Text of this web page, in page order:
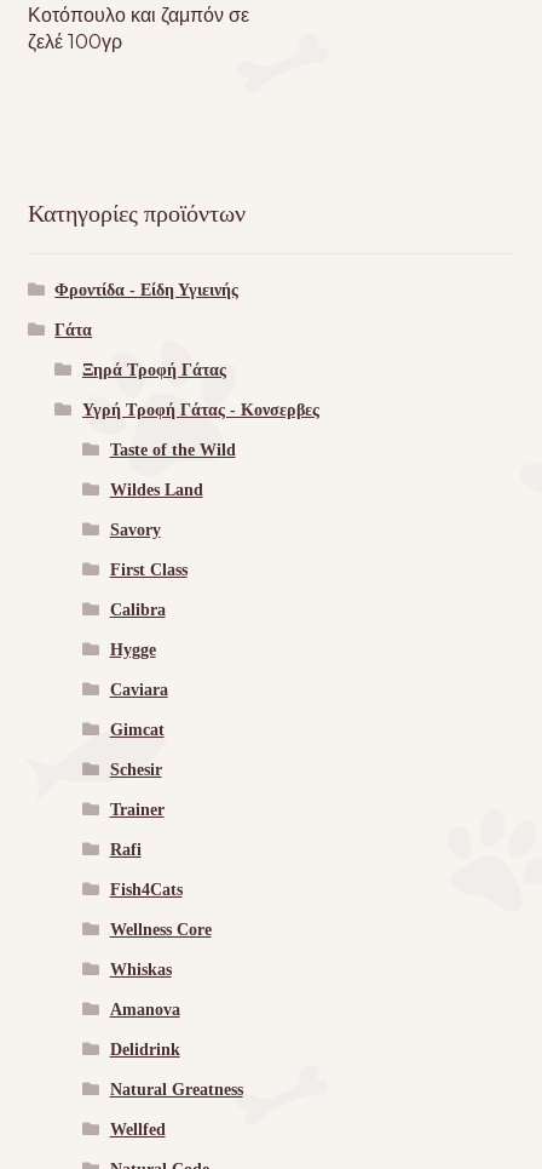
Κοτόπουλο και ζαμπόν σε
ζελέ 100γρ
Κατηγορίες προϊόντων
Φροντίδα - Είδη Υγιεινής
Γάτα
Ξηρά Τροφή Γάτας
Υγρή Τροφή Γάτας - Kονσερβες
Taste of the Wild
Wildes Land
Savory
First Class
Calibra
Hygge
Caviara
Gimcat
Schesir
Trainer
Rafi
Fish4Cats
Wellness Core
Whiskas
Amanova
Delidrink
Natural Greatness
Wellfed